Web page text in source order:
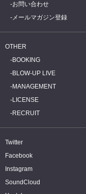
お問い合わせ
メールマガジン登録
OTHER
BOOKING
BLOW-UP LIVE
MANAGEMENT
LICENSE
RECRUIT
Twitter
Facebook
Instagram
SoundCloud